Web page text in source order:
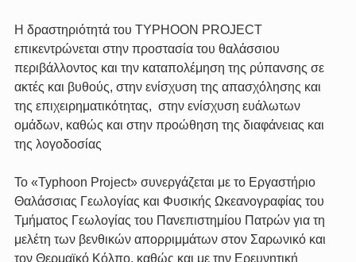
Η δραστηριότητά του TYPHOON PROJECT
επικεντρώνεται στην προστασία του θαλάσσιου
περιβάλλοντος και την καταπολέμηση της ρύπανσης σε
ακτές και βυθούς, στην ενίσχυση της απασχόλησης και
της επιχειρηματικότητας,  στην ενίσχυση ευάλωτων
ομάδων, καθώς και στην προώθηση της διαφάνειας και
της λογοδοσίας
Το «Typhoon Project» συνεργάζεται με το Εργαστήριο
Θαλάσσιας Γεωλογίας και Φυσικής Ωκεανογραφίας του
Τμήματος Γεωλογίας του Πανεπιστημίου Πατρών για τη
μελέτη των βενθικών απορριμμάτων στον Σαρωνικό και
τον Θερμαϊκό Κόλπο, καθώς και με την Ερευνητική